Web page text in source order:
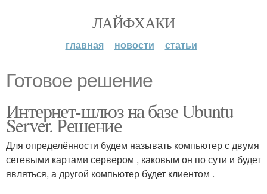
ЛАЙФХАКИ
главная новости статьи
Готовое решение
Интернет-шлюз на базе Ubuntu
Server. Решение
Для определённости будем называть компьютер с двумя
сетевыми картами сервером , каковым он по сути и будет
являться, а другой компьютер будет клиентом .